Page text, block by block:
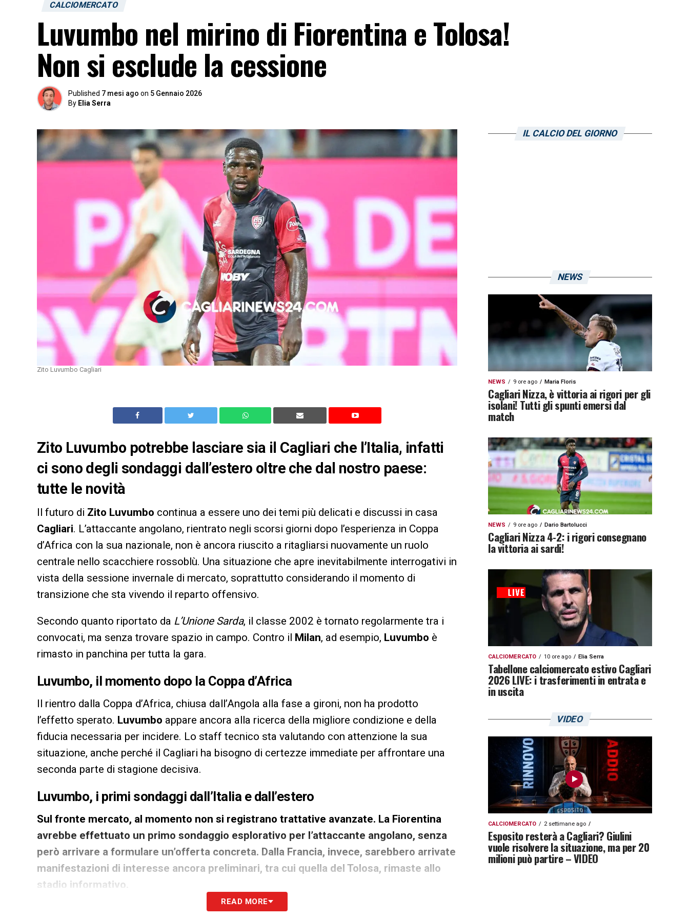
CALCIOMERCATO
Luvumbo nel mirino di Fiorentina e Tolosa!
Non si esclude la cessione
Published 7 mesi ago on 5 Gennaio 2026
By Elia Serra
Zito Luvumbo Cagliari
Zito Luvumbo potrebbe lasciare sia il Cagliari che l’Italia, infatti
ci sono degli sondaggi dall’estero oltre che dal nostro paese:
tutte le novità
Il futuro di Zito Luvumbo continua a essere uno dei temi più delicati e discussi in casa
Cagliari. L’attaccante angolano, rientrato negli scorsi giorni dopo l’esperienza in Coppa
d’Africa con la sua nazionale, non è ancora riuscito a ritagliarsi nuovamente un ruolo
centrale nello scacchiere rossoblù. Una situazione che apre inevitabilmente interrogativi in
vista della sessione invernale di mercato, soprattutto considerando il momento di
transizione che sta vivendo il reparto offensivo.
Secondo quanto riportato da L’Unione Sarda, il classe 2002 è tornato regolarmente tra i
convocati, ma senza trovare spazio in campo. Contro il Milan, ad esempio, Luvumbo è
rimasto in panchina per tutta la gara.
Luvumbo, il momento dopo la Coppa d’Africa
Il rientro dalla Coppa d’Africa, chiusa dall’Angola alla fase a gironi, non ha prodotto
l’effetto sperato. Luvumbo appare ancora alla ricerca della migliore condizione e della
fiducia necessaria per incidere. Lo staff tecnico sta valutando con attenzione la sua
situazione, anche perché il Cagliari ha bisogno di certezze immediate per affrontare una
seconda parte di stagione decisiva.
Luvumbo, i primi sondaggi dall’Italia e dall’estero
Sul fronte mercato, al momento non si registrano trattative avanzate. La Fiorentina
avrebbe effettuato un primo sondaggio esplorativo per l’attaccante angolano, senza
però arrivare a formulare un’offerta concreta. Dalla Francia, invece, sarebbero arrivate
manifestazioni di interesse ancora preliminari, tra cui quella del Tolosa, rimaste allo
stadio informativo.
Cagliari Luvumbo, possibile addio e strategie in entrata
READ MORE
IL CALCIO DEL GIORNO
NEWS
NEWS 9 ore ago Maria Floris
Cagliari Nizza, è vittoria ai rigori per gli
isolani! Tutti gli spunti emersi dal
match
NEWS 9 ore ago Dario Bartolucci
Cagliari Nizza 4-2: i rigori consegnano
la vittoria ai sardi!
CALCIOMERCATO 10 ore ago Elia Serra
Tabellone calciomercato estivo Cagliari
2026 LIVE: i trasferimenti in entrata e
in uscita
VIDEO
CALCIOMERCATO 2 settimane ago
Esposito resterà a Cagliari? Giulini
vuole risolvere la situazione, ma per 20
milioni può partire – VIDEO